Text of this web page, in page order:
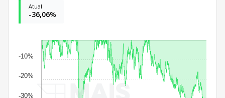
Atual
-36,06%
-30%
-20%
-10%